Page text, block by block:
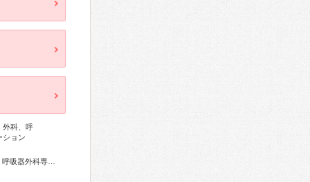
外科、呼
ション